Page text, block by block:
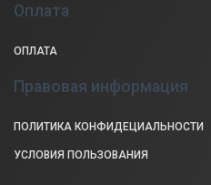
Оплата
ОПЛАТА
Правовая информация
ПОЛИТИКА КОНФИДЕЦИАЛЬНОСТИ
УСЛОВИЯ ПОЛЬЗОВАНИЯ